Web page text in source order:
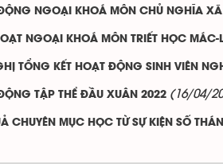
NGOẠI KHOÁ MÔN CHỦ NGHĨA
NGOẠI KHOÁ MÔN TRIẾT HỌC MÁC-
TỔNG KẾT HOẠT ĐỘNG SINH VIÊN
TẬP THỂ ĐẦU XUÂN 2022 (16/04/
CHUYÊN MỤC HỌC TỪ SỰ KIỆN SỐ